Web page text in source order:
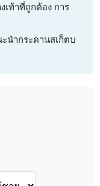
ท้าที่ถูกต้อง การ
นำกระดานสเก็ตบ